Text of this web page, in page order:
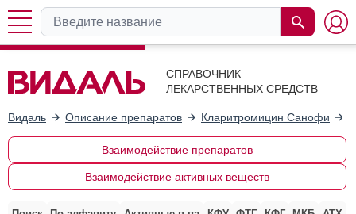
СПРАВОЧНИК
ЛЕКАРСТВЕННЫХ СРЕДСТВ
Видаль Описание препаратов Кларитромицин Санофи
Взаимодействие препаратов
Взаимодействие активных веществ